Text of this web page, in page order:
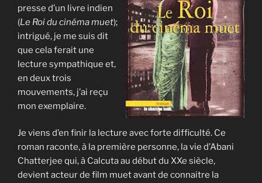
presse d’un livre indien
(Le Roi du cinéma muet);
intrigué, je me suis dit
que cela ferait une
lecture sympathique et,
en deux trois
mouvements, j’ai reçu
mon exemplaire.
Je viens d’en finir la lecture avec forte difficulté. Ce
roman raconte, à la première personne, la vie d’Abani
Chatterjee qui, à Calcuta au début du XXe siècle,
devient acteur de film muet avant de connaitre la